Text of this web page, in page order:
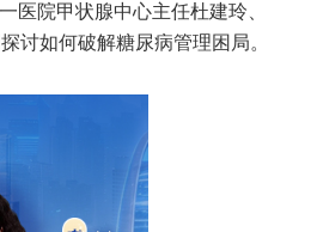
医院甲状腺中心主任杜建玲、
讨如何破解糖尿病管理困局。